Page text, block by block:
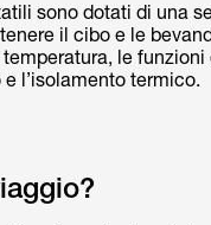
sono dotati di una
il cibo e le
le
l’isolamento termico.